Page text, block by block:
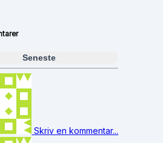
Seneste
Skriv en kommentar...